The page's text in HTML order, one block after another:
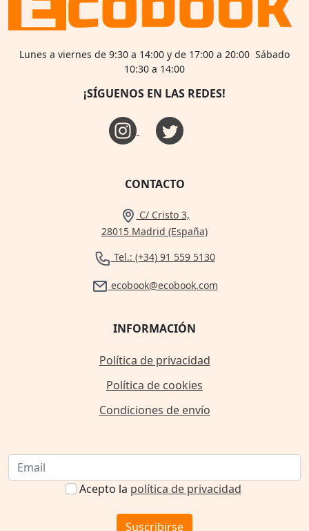
Lunes a viernes de 9:30 a 14:00 y de 17:00 a 20:00 Sábado
10:30 a 14:00
¡SÍGUENOS EN LAS REDES!
CONTACTO
C/ Cristo 3,
28015 Madrid (España)
Tel.: (+34) 91 559 5130
ecobook@ecobook.com
INFORMACIÓN
Política de privacidad
Política de cookies
Condiciones de envío
Acepto la política de privacidad
Suscribirse